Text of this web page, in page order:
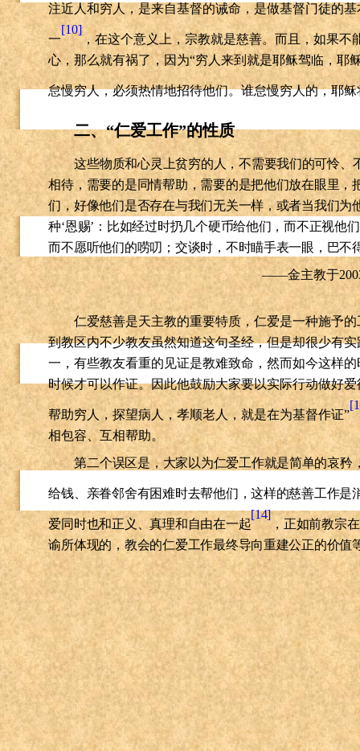
注近人和穷人，是来自基督的诫命，是做基督门徒的
一
[10]
，在这个意义上，宗教就是慈善。而且，如果不
心，那么就有祸了，因为“穷人来到就是耶稣驾临，耶
怠慢穷人，必须热情地招待他们。谁怠慢穷人的，耶
二、“仁爱工作”的性质
这些物质和心灵上贫穷的人，不需要我们的可怜、
相待，需要的是同情帮助，需要的是把他们放在眼里，
们，好像他们是否存在与我们无关一样，或者当我们为
种‘恩赐’：比如经过时扔几个硬币给他们，而不正视他
而不愿听他们的唠叨；交谈时，不时瞄手表一眼，巴不
——金主教于
仁爱慈善是天主教的重要特质，仁爱是一种施予
到教区内不少教友虽然知道这句圣经，但是却很少有
一，有些教友看重的见证是教难致命，然而如今这样
时候才可以作证。因此他鼓励大家要以实际行动做好
帮助穷人，探望病人，孝顺老人，就是在为基督作证”
相包容、互相帮助。
第二个误区是，大家以为仁爱工作就是简单的哀矜
给钱、亲眷邻舍有困难时去帮他们，这样的慈善工作是
爱同时也和正义、真理和自由在一起
[14]
，正如前教宗
谕所体现的，教会的仁爱工作最终导向重建公正的价值
根源在于少数人的自私自利，教会要在现代社会的“旷
灭贫困，消灭那些与自我中心、消费主义、物质主义、
地，第三个误区是，人们以为仁爱工作最终是为了传
金主教用了自己的例子告诫大家，能让人皈依的不是
助者树立生活的信心，给予他们